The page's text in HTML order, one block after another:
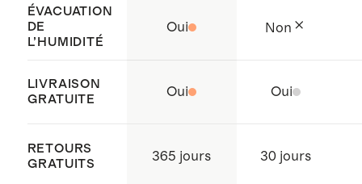
ÉVACUATION
DE
L’HUMIDITÉ
Oui Non
LIVRAISON
GRATUITE
Oui Oui
RETOURS
GRATUITS
365 jours 30 jours